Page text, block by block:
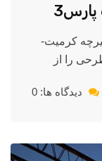
کرمیت-شرکت کُرمیت پارس3 تیرچه کرمیت-
دیدگاه ها: 0